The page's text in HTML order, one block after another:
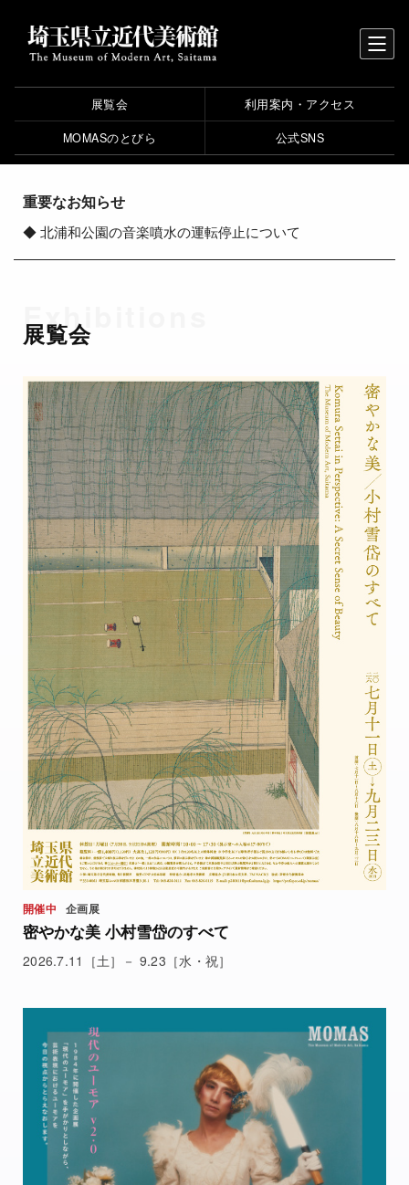
展覧会 利用案内・アクセス
MOMASのとびら 公式SNS
重要なお知らせ
◆北浦和公園の音楽噴水の運転停止について
Exhibitions
展覧会
開催中 企画展
密やかな美 小村雪岱のすべて
2026.7.11［土］－ 9.23［水・祝］